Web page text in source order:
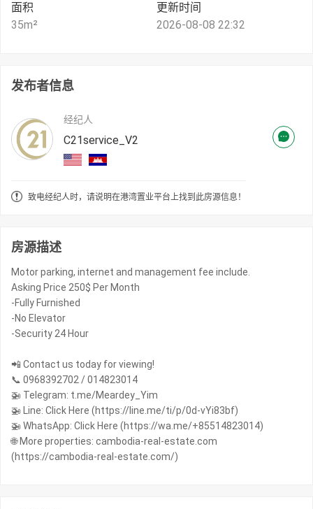
面积
35m²
更新时间
2026-08-08 22:32
发布者信息
经纪人
C21service_V2
致电经纪人时，请说明在港湾置业平台上找到此房源信息！
房源描述
Motor parking, internet and management fee include.
Asking Price 250$ Per Month
-Fully Furnished
-No Elevator
-Security 24 Hour
📲 Contact us today for viewing!
📞 0968392702 / 014823014
🚁 Telegram: t.me/Meardey_Yim
🚁 Line: Click Here (https://line.me/ti/p/0d-vYi83bf)
🚁 WhatsApp: Click Here (https://wa.me/+85514823014)
🌐 More properties: cambodia-real-estate.com
(https://cambodia-real-estate.com/)